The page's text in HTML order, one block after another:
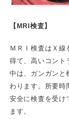
【MRI検査】
ＭＲＩ検査はＸ線
得て、高いコント
中は、ガンガンと
わります。所要時
安全に検査を受け
ます。